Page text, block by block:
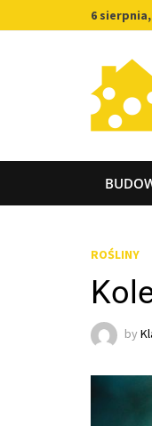
to
6 sierpnia,
ROŚLINY
by